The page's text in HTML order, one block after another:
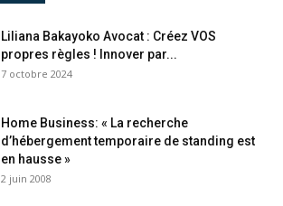
Liliana Bakayoko Avocat : Créez VOS
propres règles ! Innover par...
7 octobre 2024
Home Business: « La recherche
d’hébergement temporaire de standing est
en hausse »
2 juin 2008